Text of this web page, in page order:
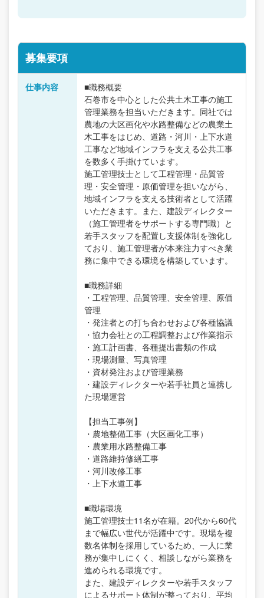
募集要項
仕事内容
■職務概要
石巻市を中心とした公共土木工事の施工
管理業務を担当いただきます。同社では
農地の大区画化や水路整備などの農業土
木工事をはじめ、道路・河川・上下水道
工事など地域インフラを支える公共工事
を数多く手掛けています。
施工管理技士として工程管理・品質管
理・安全管理・原価管理を担いながら、
地域インフラを支える技術者として活躍
いただきます。また、建設ディレクター
（施工管理者をサポートする専門職）と
若手スタッフを配置し支援体制を強化し
ており、施工管理者が本来注力すべき業
務に集中できる環境を構築しています。
■職務詳細
・工程管理、品質管理、安全管理、原価
管理
・発注者との打ち合わせおよび各種協議
・協力会社との工程調整および作業指示
・施工計画書、各種提出書類の作成
・現場測量、写真管理
・資材発注および管理業務
・建設ディレクターや若手社員と連携し
た現場運営
【担当工事例】
・農地整備工事（大区画化工事）
・農業用水路整備工事
・道路維持修繕工事
・河川改修工事
・上下水道工事
■職場環境
施工管理技士11名が在籍。20代から60代
まで幅広い世代が活躍中です。現場を複
数名体制を採用しているため、一人に業
務が集中しにくく、相談しながら業務を
進められる環境です。
また、建設ディレクターや若手スタッフ
によるサポート体制が整っており、平均